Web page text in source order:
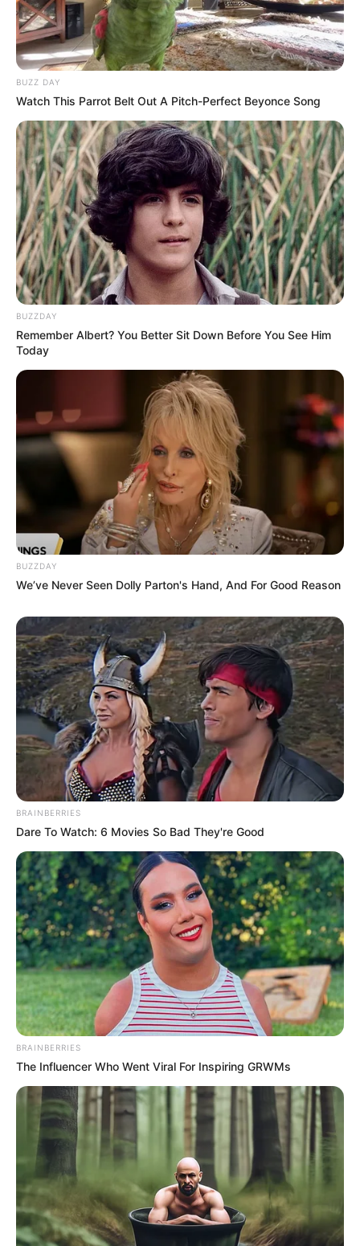
BUZZ DAY
Watch This Parrot Belt Out A Pitch-Perfect Beyonce Song
BUZZDAY
Remember Albert? You Better Sit Down Before You See Him
Today
BUZZDAY
We’ve Never Seen Dolly Parton's Hand, And For Good Reason
BRAINBERRIES
Dare To Watch: 6 Movies So Bad They're Good
BRAINBERRIES
The Influencer Who Went Viral For Inspiring GRWMs